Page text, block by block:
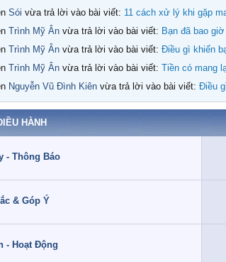
Sói vừa trả lời vào bài viết: 11 cách xử lý khi gặp
Trình Mỹ Ân vừa trả lời vào bài viết: Bạn đã bao
Trình Mỹ Ân vừa trả lời vào bài viết: Điều gì khiến
Trình Mỹ Ân vừa trả lời vào bài viết: Tiền có mang
Nguyễn Vũ Đình Kiên vừa trả lời vào bài viết: Điều
tình quá :v
HÀNH
- Thông Báo
& Góp Ý
- Hoạt Động